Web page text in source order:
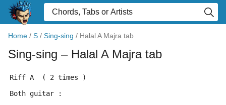
Home / S / Sing-sing / Halal A Majra tab
Sing-sing – Halal A Majra tab
Riff A  ( 2 times )
Both guitar :